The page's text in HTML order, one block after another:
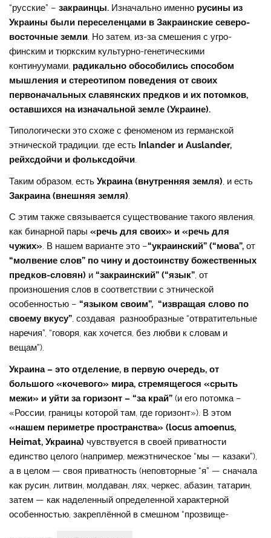
“русские” – закраинцы. Изначально именно русины из
Украины были переселенцами в Закраинские северо-
восточные земли. Но затем, из-за смешения с угро-
финским и тюркским культурно-генетическими
континуумами, радикально обособились способом
мышления и стереотипом поведения от своих
первоначальных славянских предков и их потомков,
оставшихся на изначальной земле (Украине).
Типологически это схоже с феноменом из германской
этнической традиции, где есть Inlander и Auslander,
рейхсдойчи и фольксдойчи.
Таким образом, естьУкраина (внутренняя земля), и есть
Закраина (внешняя земля).
С этим также связывается существование такого явления,
как бинарной пары«речь для своих» и «речь для
чужих». В нашем варианте это –“украинский” (“мова”,от
“молвение слов” по чину и достоинству божественных
предков-словян) и“закраинский” (“язык”, от
произношения слов в соответствии с этнической
особенностью – “языком своим”, “извращая слово по
своему вкусу”, создавая разнообразные “отвратительные
наречия”, “говоря, как хочется, без любви к словам и
вещам”).
Украина – это отделение, в первую очередь, от
большого «кочевого» мира, стремящегося «срыть
межи» и уйти за горизонт – “за край” (и его потомка –
«России, границы которой там, где горизонт»). В этом
«нашем периметре пространства» (locus amoenus,
Heimat, Украина) чувствуется в своей приватности
единство целого (например, межэтническое “мы — казаки”),
а в целом — своя приватность (неповторные “я” — сначала
как русин, литвин, молдаван, лях, черкес, абазин, татарин,
затем — как наделенный определенной характерной
особенностью, закреплённой в смешном “прозвище-